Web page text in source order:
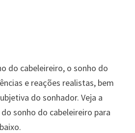
do cabeleireiro, o sonho do
e reações realistas, bem
do sonhador. Veja a
sonho do cabeleireiro para